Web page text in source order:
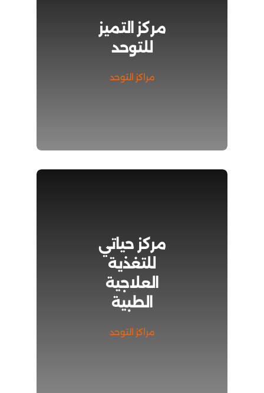
مركز التميز
للتوحد
مراكز التوحد
مركز حياتي
للتغذية
العلاجية
الطبية
مراكز التوحد